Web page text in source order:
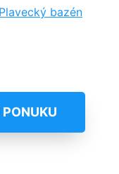
Plavecký bazén